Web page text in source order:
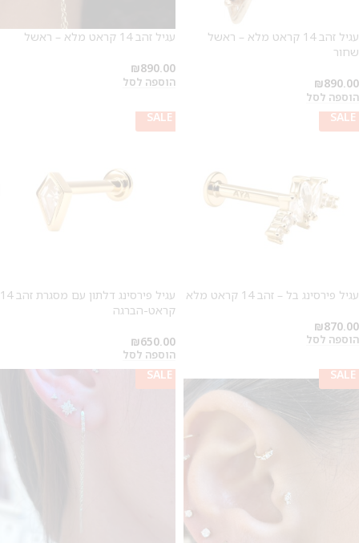
עגיל זהב 14 קראט מלא – ראשל
שחור
₪890.00
הוספה לסל
עגיל זהב 14 קראט מלא – ראשל
₪890.00
הוספה לסל
SALE
עגיל פירסינג בל – זהב 14 קראט מלא
₪870.00
הוספה לסל
SALE
עגיל פירסינג דלתון עם מסגרת זהב 14
קראט-הברגה
₪650.00
הוספה לסל
SALE
SALE
SALE